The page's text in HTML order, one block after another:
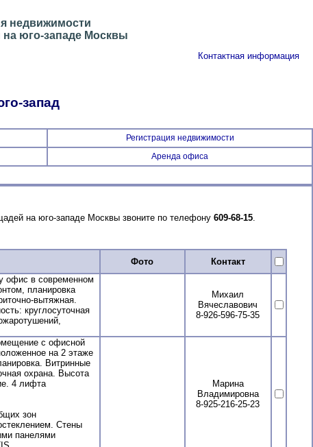
недвижимости
юго-западе Москвы
Контактная информация
запад
Регистрация недвижимости
Аренда офиса
на юго-западе Москвы звоните по телефону 609-68-15.
Фото Контакт
офис в современном
планировка
вытяжная.
круглосуточная
Михаил
Вячеславович
8-926-596-75-35
с офисной
на 2 этаже
Витринные
охрана. Высота
4 лифта
зон
Стены
панелями
Марина
Владимировна
8-925-216-25-23